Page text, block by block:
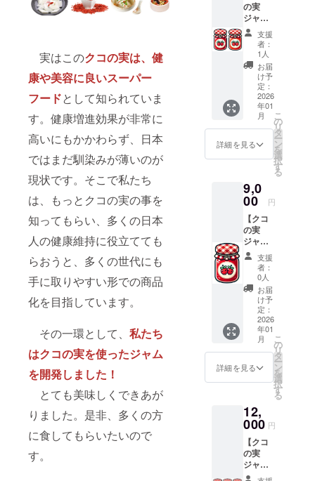
実はこのクコの実は、健
康や美容に良いスーパー
フードとして知られていま
す。健康増進効果が非常に
高いにもかかわらず、日本
ではまだ馴染みが薄いのが
現状です。そこで私たち
は、もっとクコの実の事を
知ってもらい、多くの日本
人の健康維持に役立てても
らおうと、多くの世代にも
手に取りやすい形での商品
化を目指しています。
その一環として、 私たち
はクコの実を使ったジャム
を開発しました！
とても美味しくできあが
りました。是非、多くの方
に食してもらいたいので
す。
ます。ご安心く
ださい。
保存方
法：開
封後
は、冷
暗所に
補完し
てくだ
さい ・
消費期
限もし
くは賞
味期
限：製
・原材
料、主
原産
地：中
国、そ
の他 ・
果実
（ラズ
ベ
リー、
イチ
ゴ、ブ
ルーベ
リー、
はちみ
つ）、
造）、
クコの
実、は
ちみ
つ、レ
モン、
の実
ジャ
ム ２
個】 ク
コ・ベ
リー
ジャム
１個、
クコレ
モン
ジャム
１個を
郵送い
たしま
ズ：
35mm
X
25mm
・重
量：内
容量 約
140g ・
保存方
法：開
封後
は、冷
暗所に
補完し
てくだ
さい ・
消費期
限：製
造日か
８ヶ月
・原材
料、主
原料の
支援
者：
1人
お届
け予
定：
2026
年01
月
詳細を見る
こ
の
リ
タ
ー
ン
を
選
択
す
る
9,0
00 円
【クコ
の実
ジャ
ム・
クーポ
ン１枚
＋ クコ
の実
ジャム
１個】
クコの
実ジャ
ム・
クーポ
ン
１枚
と、ク
コ・ベ
リー
ジャム
１個を
郵送い
支援
者：
0人
お届
け予
定：
2026
年01
月
詳細を見る
こ
の
リ
タ
ー
ン
を
選
択
す
る
12,
000 円
【クコ
の実
ジャ
ム ３